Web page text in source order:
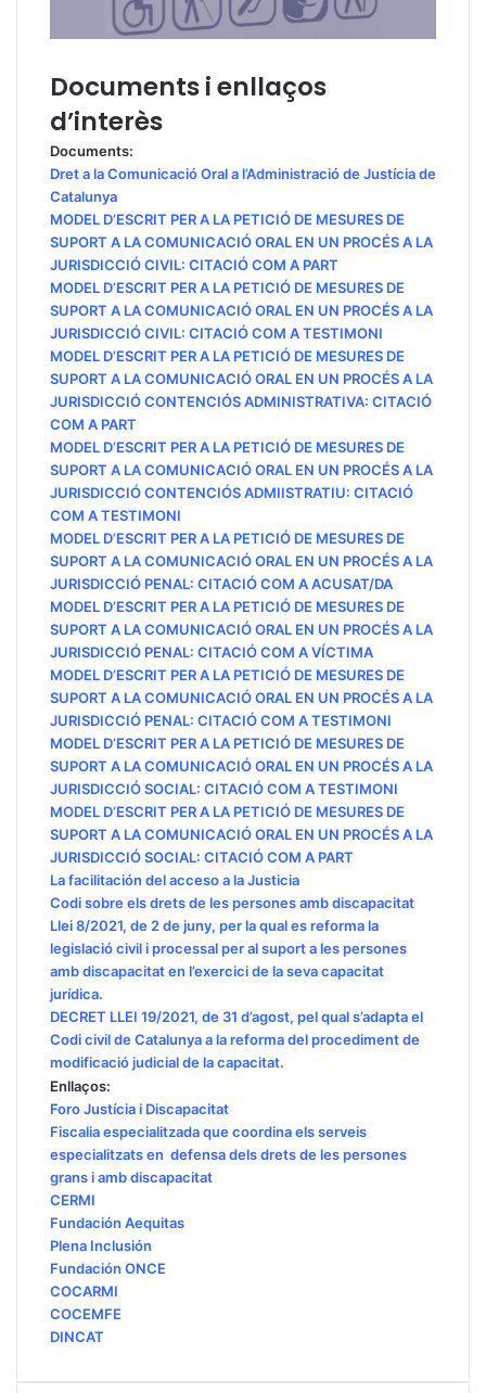
Documents i enllaços
d’interès
Documents:
Dret a la Comunicació Oral a l’Administració de Justícia de
Catalunya
MODEL D’ESCRIT PER A LA PETICIÓ DE MESURES DE
SUPORT A LA COMUNICACIÓ ORAL EN UN PROCÉS A LA
JURISDICCIÓ CIVIL: CITACIÓ COM A PART
MODEL D’ESCRIT PER A LA PETICIÓ DE MESURES DE
SUPORT A LA COMUNICACIÓ ORAL EN UN PROCÉS A LA
JURISDICCIÓ CIVIL: CITACIÓ COM A TESTIMONI
MODEL D’ESCRIT PER A LA PETICIÓ DE MESURES DE
SUPORT A LA COMUNICACIÓ ORAL EN UN PROCÉS A LA
JURISDICCIÓ CONTENCIÓS ADMINISTRATIVA: CITACIÓ
COM A PART
MODEL D’ESCRIT PER A LA PETICIÓ DE MESURES DE
SUPORT A LA COMUNICACIÓ ORAL EN UN PROCÉS A LA
JURISDICCIÓ CONTENCIÓS ADMIISTRATIU: CITACIÓ
COM A TESTIMONI
MODEL D’ESCRIT PER A LA PETICIÓ DE MESURES DE
SUPORT A LA COMUNICACIÓ ORAL EN UN PROCÉS A LA
JURISDICCIÓ PENAL: CITACIÓ COM A ACUSAT/DA
MODEL D’ESCRIT PER A LA PETICIÓ DE MESURES DE
SUPORT A LA COMUNICACIÓ ORAL EN UN PROCÉS A LA
JURISDICCIÓ PENAL: CITACIÓ COM A VÍCTIMA
MODEL D’ESCRIT PER A LA PETICIÓ DE MESURES DE
SUPORT A LA COMUNICACIÓ ORAL EN UN PROCÉS A LA
JURISDICCIÓ PENAL: CITACIÓ COM A TESTIMONI
MODEL D’ESCRIT PER A LA PETICIÓ DE MESURES DE
SUPORT A LA COMUNICACIÓ ORAL EN UN PROCÉS A LA
JURISDICCIÓ SOCIAL: CITACIÓ COM A TESTIMONI
MODEL D’ESCRIT PER A LA PETICIÓ DE MESURES DE
SUPORT A LA COMUNICACIÓ ORAL EN UN PROCÉS A LA
JURISDICCIÓ SOCIAL: CITACIÓ COM A PART
La facilitación del acceso a la Justicia
Codi sobre els drets de les persones amb discapacitat
Llei 8/2021, de 2 de juny, per la qual es reforma la
legislació civil i processal per al suport a les persones
amb discapacitat en l’exercici de la seva capacitat
jurídica.
DECRET LLEI 19/2021, de 31 d’agost, pel qual s’adapta el
Codi civil de Catalunya a la reforma del procediment de
modificació judicial de la capacitat.
Enllaços:
Foro Justícia i Discapacitat
Fiscalia especialitzada que coordina els serveis
especialitzats en defensa dels drets de les persones
grans i amb discapacitat
CERMI
Fundación Aequitas
Plena Inclusión
Fundación ONCE
COCARMI
COCEMFE
DINCAT